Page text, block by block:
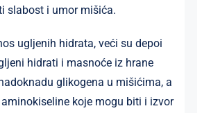
slabost i umor mišića.
ugljenih hidrata, veći su depoi
hidrati i masnoće iz hrane
glikogena u mišićima, a
koje mogu biti i izvor